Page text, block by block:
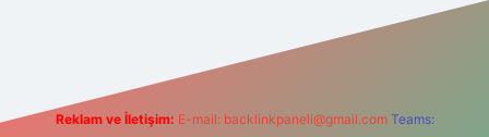
Reklam ve İletişim: E-mail: backlinkpaneli@gmail.com Teams: